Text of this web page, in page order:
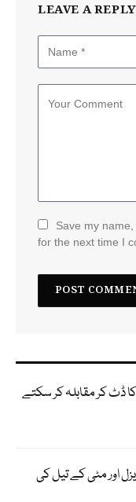
LEAVE A REPLY
Save my
for the next time I
ڈٹ کر مقابلہ کر سکتے
اور مٹی کے تیل کی